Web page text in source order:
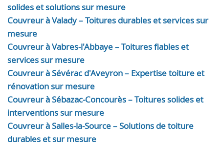
solides et solutions sur mesure
Couvreur à Valady – Toitures durables et services sur
mesure
Couvreur à Vabres-l'Abbaye – Toitures fiables et
services sur mesure
Couvreur à Sévérac d'Aveyron – Expertise toiture et
rénovation sur mesure
Couvreur à Sébazac-Concourès – Toitures solides et
interventions sur mesure
Couvreur à Salles-la-Source – Solutions de toiture
durables et sur mesure